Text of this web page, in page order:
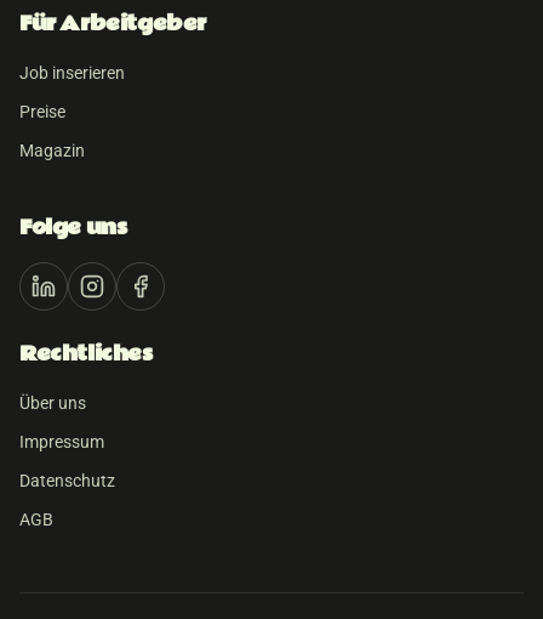
Für Arbeitgeber
Job inserieren
Preise
Magazin
Folge uns
Rechtliches
Über uns
Impressum
Datenschutz
AGB